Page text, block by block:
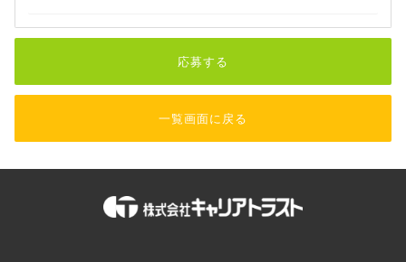
応募する
一覧画面に戻る